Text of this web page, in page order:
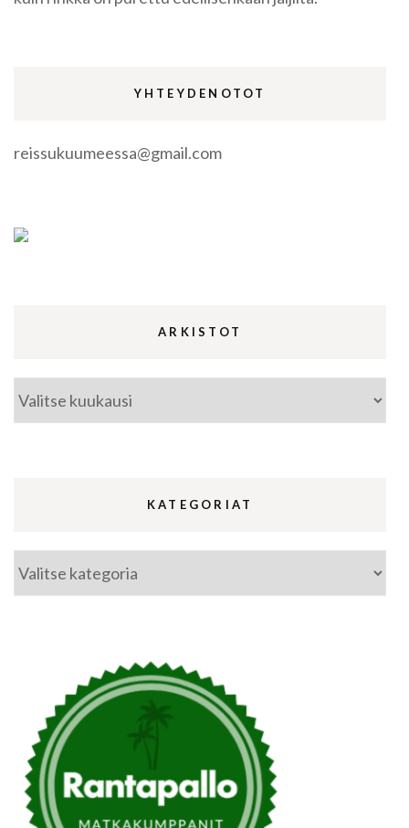
YHTEYDENOTOT
reissukuumeessa@gmail.com
ARKISTOT
Arkistot
KATEGORIAT
Kategoriat